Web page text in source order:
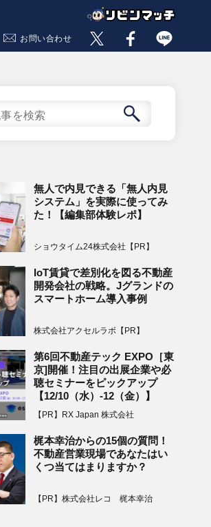
お問い合わせ
無人で内見できる「無人内見
システム」を実際に使ってみ
た！【編集部体験レポ】
ショウタイム24株式会社【PR】
IoT賃貸で差別化を図る不動産
開発会社の戦略。Jグランドの
スマートホーム導入事例
株式会社アクセルラボ【PR】
第6回不動産テック EXPO［東
京]開催！注目の出展企業や必
聴セミナーをピックアップ
【12/10（水）-12（金）】
【PR】RX Japan 株式会社
梶本幸治からの15個の質問！
不動産営業現場であなたはい
くつ当てはまりますか？
【PR】株式会社レコ 梶本幸治